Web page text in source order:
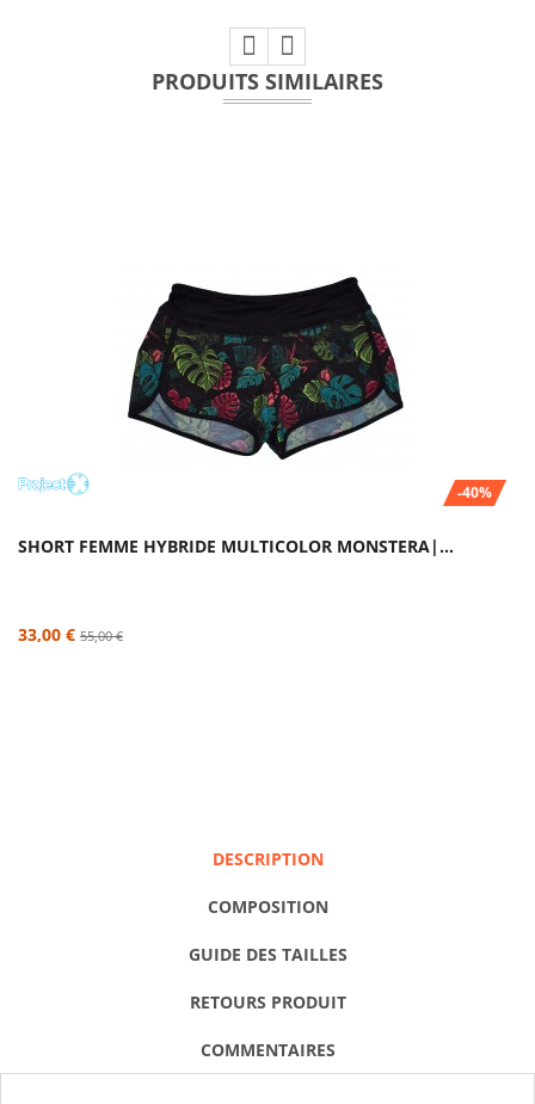
PRODUITS SIMILAIRES
-40%
SHORT FEMME HYBRIDE MULTICOLOR MONSTERA|...
33,00 € 55,00 €
DESCRIPTION
COMPOSITION
GUIDE DES TAILLES
RETOURS PRODUIT
COMMENTAIRES